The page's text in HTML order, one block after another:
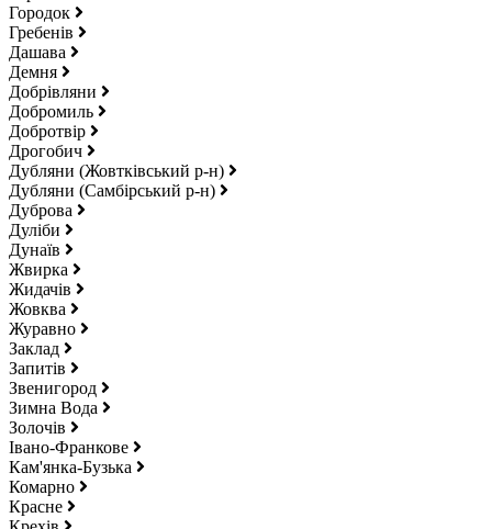
Городок
Гребенів
Дашава
Демня
Добрівляни
Добромиль
Добротвір
Дрогобич
Дубляни (Жовтківський р-н)
Дубляни (Самбірський р-н)
Дуброва
Дуліби
Дунаїв
Жвирка
Жидачів
Жовква
Журавно
Заклад
Запитів
Звенигород
Зимна Вода
Золочів
Івано-Франкове
Кам'янка-Бузька
Комарно
Красне